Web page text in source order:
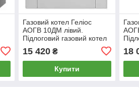
Газовий котел Геліос
АОГВ 10ДМ лівий.
Підлоговий газовий котел
димохідний 10 кВт
15 420₴
Купити
18